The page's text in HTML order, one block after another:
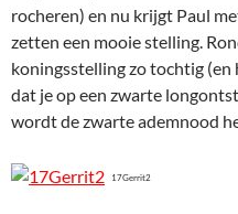
rocheren) en nu krijgt Paul
zetten een mooie stelling.
koningsstelling zo tochtig
dat je op een zwarte
wordt de zwarte ademnood
17Gerrit2